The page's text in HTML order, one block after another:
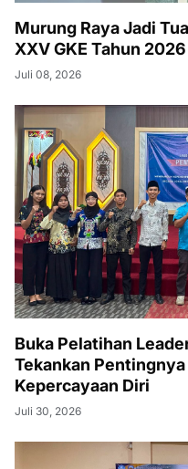
Murung Raya Jadi
XXV GKE Tahun 2026
Juli 08, 2026
Buka Pelatihan
Tekankan
Kepercayaan Diri
Juli 30, 2026